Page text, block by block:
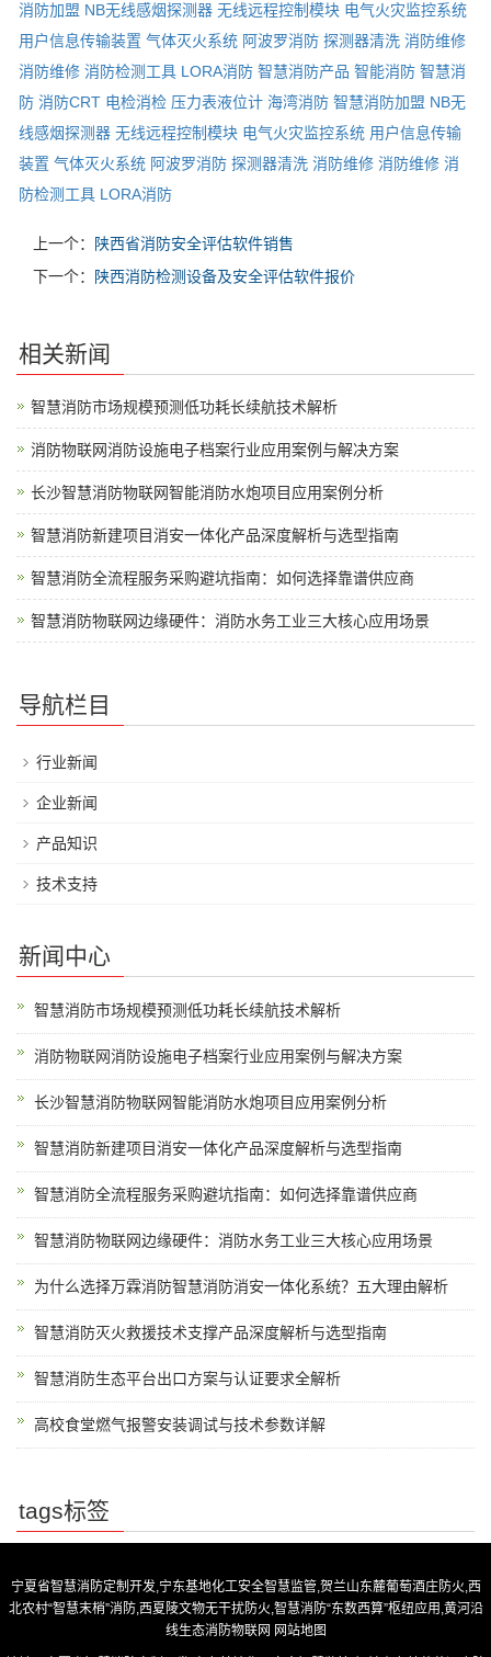
消防加盟 NB无线感烟探测器 无线远程控制模块 电气火灾监控系统
用户信息传输装置 气体灭火系统 阿波罗消防 探测器清洗 消防维修
消防维修 消防检测工具 LORA消防 智慧消防产品 智能消防 智慧消
防 消防CRT 电检消检 压力表液位计 海湾消防 智慧消防加盟 NB无
线感烟探测器 无线远程控制模块 电气火灾监控系统 用户信息传输
装置 气体灭火系统 阿波罗消防 探测器清洗 消防维修 消防维修 消
防检测工具 LORA消防
上一个：
陕西省消防安全评估软件销售
下一个：
陕西消防检测设备及安全评估软件报价
相关新闻
智慧消防市场规模预测低功耗长续航技术解析
消防物联网消防设施电子档案行业应用案例与解决方案
长沙智慧消防物联网智能消防水炮项目应用案例分析
智慧消防新建项目消安一体化产品深度解析与选型指南
智慧消防全流程服务采购避坑指南：如何选择靠谱供应商
智慧消防物联网边缘硬件：消防水务工业三大核心应用场景
导航栏目
行业新闻
企业新闻
产品知识
技术支持
新闻中心
智慧消防市场规模预测低功耗长续航技术解析
消防物联网消防设施电子档案行业应用案例与解决方案
长沙智慧消防物联网智能消防水炮项目应用案例分析
智慧消防新建项目消安一体化产品深度解析与选型指南
智慧消防全流程服务采购避坑指南：如何选择靠谱供应商
智慧消防物联网边缘硬件：消防水务工业三大核心应用场景
为什么选择万霖消防智慧消防消安一体化系统？五大理由解析
智慧消防灭火救援技术支撑产品深度解析与选型指南
智慧消防生态平台出口方案与认证要求全解析
高校食堂燃气报警安装调试与技术参数详解
tags标签
宁夏省智慧消防定制开发,宁东基地化工安全智慧监管,贺兰山东麓葡萄酒庄防火,西
北农村“智慧末梢”消防,西夏陵文物无干扰防火,智慧消防“东数西算”枢纽应用,黄河沿
线生态消防物联网 网站地图